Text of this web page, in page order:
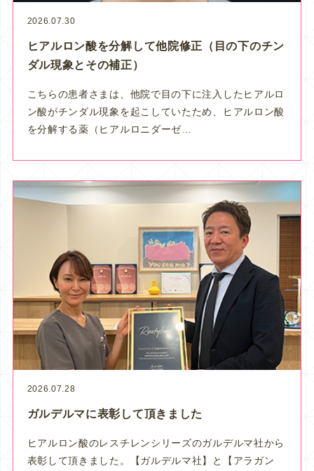
2026.07.30
ヒアルロン酸を分解して他院修正（目の下のチン
ダル現象とその補正）
こちらの患者さまは、他院で目の下に注入したヒアルロ
ン酸がチンダル現象を起こしていたため、ヒアルロン酸
を分解する薬（ヒアルロニダーゼ…
2026.07.28
ガルデルマに表彰して頂きました
ヒアルロン酸のレスチレンシリーズのガルデルマ社から
表彰して頂きました。【ガルデルマ社】と【アラガン